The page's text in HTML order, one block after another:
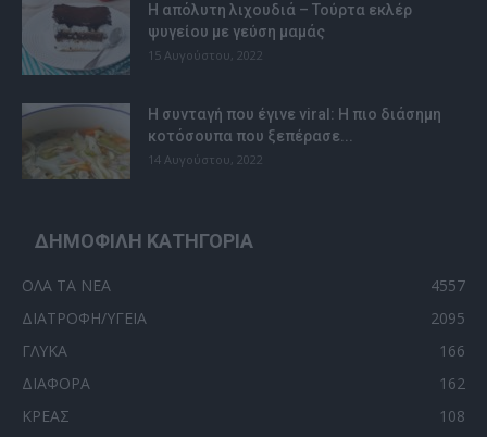
Η απόλυτη λιχουδιά – Τούρτα εκλέρ
ψυγείου με γεύση μαμάς
15 Αυγούστου, 2022
Η συνταγή που έγινε viral: H πιο διάσημη
κοτόσουπα που ξεπέρασε...
14 Αυγούστου, 2022
ΔΗΜΟΦΙΛΗ ΚΑΤΗΓΟΡΙΑ
ΟΛΑ ΤΑ ΝΕΑ
4557
ΔΙΑΤΡΟΦΗ/ΥΓΕΙΑ
2095
ΓΛΥΚΑ
166
ΔΙΑΦΟΡΑ
162
ΚΡΕΑΣ
108